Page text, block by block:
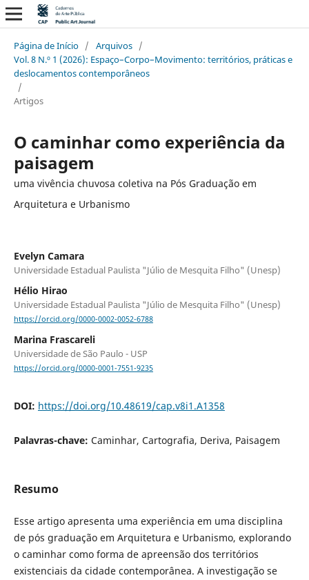
Página de Início / Arquivos /
Vol. 8 N.º 1 (2026): Espaço–Corpo–Movimento: territórios, práticas e
deslocamentos contemporâneos
/
Artigos
O caminhar como experiência da
paisagem
uma vivência chuvosa coletiva na Pós Graduação em
Arquitetura e Urbanismo
Evelyn Camara
Universidade Estadual Paulista "Júlio de Mesquita Filho" (Unesp)
Hélio Hirao
Universidade Estadual Paulista "Júlio de Mesquita Filho" (Unesp)
https://orcid.org/0000-0002-0052-6788
Marina Frascareli
Universidade de São Paulo - USP
https://orcid.org/0000-0001-7551-9235
DOI: https://doi.org/10.48619/cap.v8i1.A1358
Palavras-chave: Caminhar, Cartografia, Deriva, Paisagem
Resumo
Esse artigo apresenta uma experiência em uma disciplina
de pós graduação em Arquitetura e Urbanismo, explorando
o caminhar como forma de apreensão dos territórios
existenciais da cidade contemporânea. A investigação se